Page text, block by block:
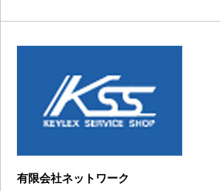
有限会社ネットワーク